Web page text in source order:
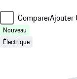
ComparerAjouter
Nouveau
Électrique